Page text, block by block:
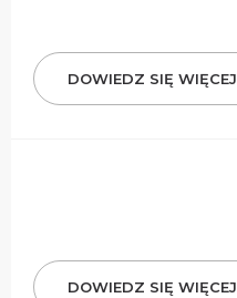
DOWIEDZ SIĘ WIĘCEJ
DOWIEDZ SIĘ WIĘCEJ